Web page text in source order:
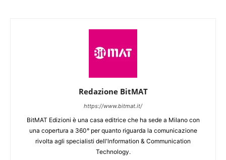
Redazione BitMAT
https://www.bitmat.it/
BitMAT Edizioni è una casa editrice che ha sede a Milano con
una copertura a 360° per quanto riguarda la comunicazione
rivolta agli specialisti dell'lnformation & Communication
Technology.